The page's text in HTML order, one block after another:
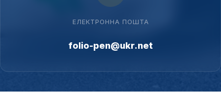
ЕЛЕКТРОННА ПОШТА
folio-pen@ukr.net